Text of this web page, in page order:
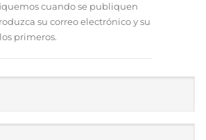
cuando se publiquen
su correo electrónico y su
primeros.